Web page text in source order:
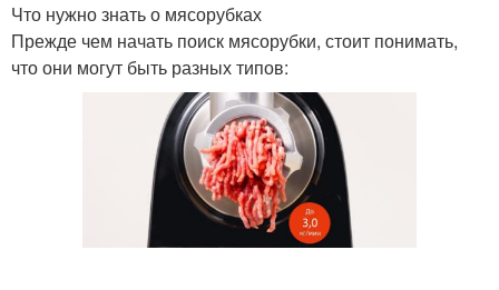
Что нужно знать о мясорубках
Прежде чем начать поиск мясорубки, стоит понимать,
что они могут быть разных типов: